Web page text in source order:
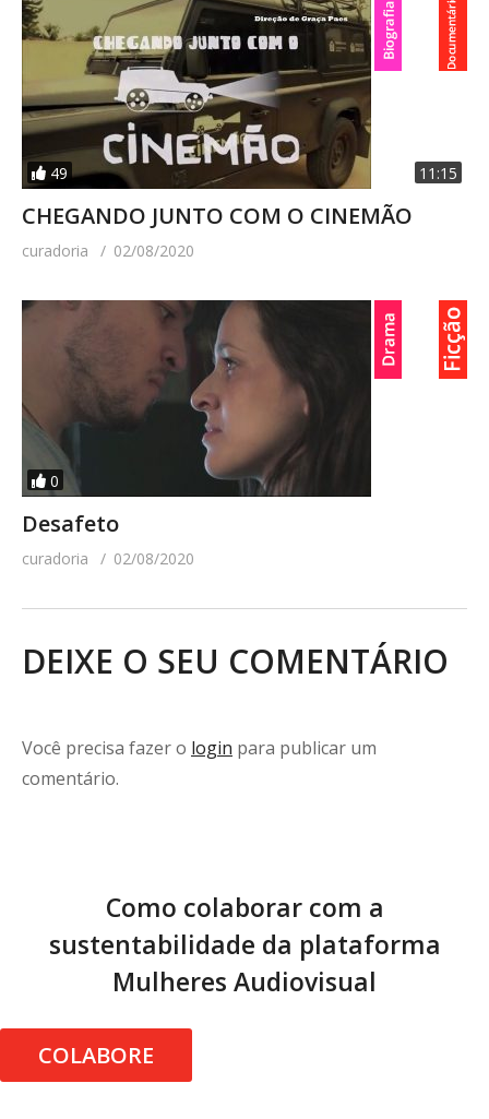
49 11:15
CHEGANDO JUNTO COM O CINEMÃO
curadoria 02/08/2020
0
Desafeto
curadoria 02/08/2020
DEIXE O SEU COMENTÁRIO
Você precisa fazer o login para publicar um
comentário.
Como colaborar com a
sustentabilidade da plataforma
Mulheres Audiovisual
COLABORE